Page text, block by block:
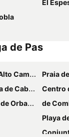
El
de Pas
Campoo
Praia
Centro
del Castillo
de
Playa
Conjunto